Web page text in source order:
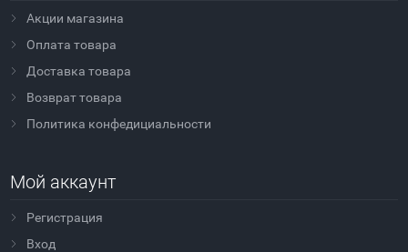
Акции магазина
Оплата товара
Доставка товара
Возврат товара
Политика конфедициальности
Мой аккаунт
Регистрация
Вход